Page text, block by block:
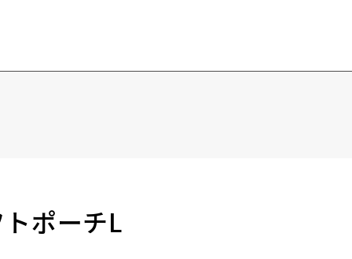
トポーチL